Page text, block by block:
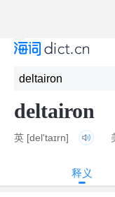
deltairon
英 [del'taɪrn]
释义